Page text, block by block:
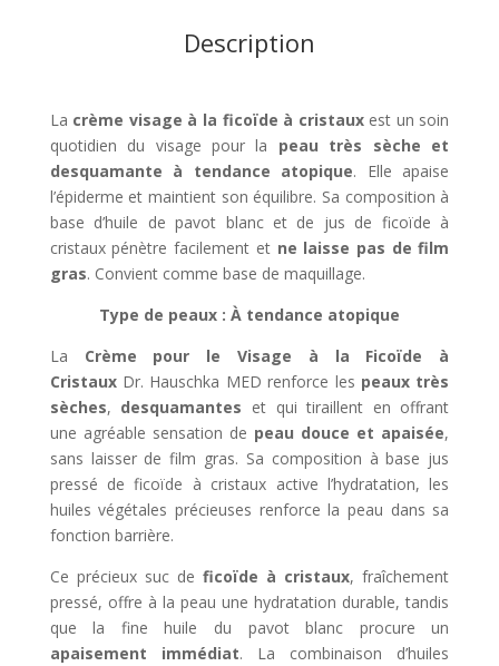
Description
La crème visage à la ficoïde à cristauxest un soin
quotidien du visage pour la peau très sèche et
desquamante à tendance atopique. Elle apaise
l’épiderme et maintient son équilibre. Sa composition à
base d’huile de pavot blanc et de jus de ficoïde à
cristaux pénètre facilement et ne laisse pas de film
gras. Convient comme base de maquillage.
Type de peaux : À tendance atopique
La Crème pour le Visage à la Ficoïde à
CristauxDr. Hauschka MED renforce les peaux très
sèches, desquamantes et qui tiraillent en offrant
une agréable sensation de peau douce et apaisée,
sans laisser de film gras. Sa composition à base jus
pressé de ficoïde à cristaux active l’hydratation, les
huiles végétales précieuses renforce la peau dans sa
fonction barrière.
Ce précieux suc deficoïde à cristaux, fraîchement
pressé, offre à la peau une hydratation durable, tandis
que la fine huile du pavot blanc procure un
apaisement immédiat. La combinaison d’huiles